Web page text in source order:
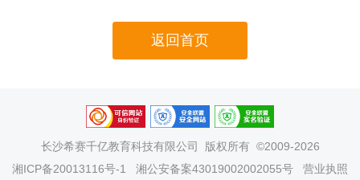
返回首页
长沙希赛千亿教育科技有限公司
版权所有 ©2009-2026
湘ICP备20013116号-1
湘公安备案43019002002055号
营业执照